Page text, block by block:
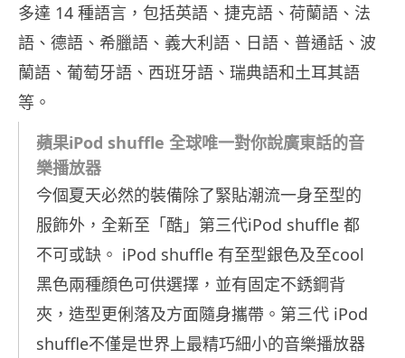
多達 14 種語言，包括英語、捷克語、荷蘭語、法
語、德語、希臘語、義大利語、日語、普通話、波
蘭語、葡萄牙語、西班牙語、瑞典語和土耳其語
等。
蘋果iPod shuffle 全球唯一對你說廣東話的音
樂播放器
今個夏天必然的裝備除了緊貼潮流一身至型的
服飾外，全新至「酷」第三代iPod shuffle 都
不可或缺。 iPod shuffle 有至型銀色及至cool
黑色兩種顔色可供選擇，並有固定不銹鋼背
夾，造型更俐落及方面 隨身攜帶。 第三代 iPod
shuffle不僅是世界上最精巧細小的音樂播放器